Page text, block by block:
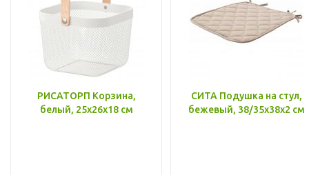
РИСАТОРП Корзина,
белый, 25x26x18 см
СИТА Подушка на стул,
бежевый, 38/35x38x2 см